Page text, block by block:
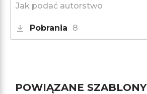
Jak podać autorstwo
Pobrania 8
POWIĄZANE SZABLONY